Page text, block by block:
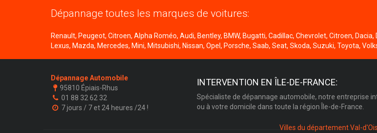
Dépannage toutes les marques de voitures:
Renault, Peugeot, Citroen, Alpha Roméo, Audi, Bentley, BMW, Bugatti, Cadillac, Chevrolet, Citroen,
Lexus, Mazda, Mercedes, Mini, Mitsubishi, Nissan, Opel, Porsche, Saab, Seat, Skoda, Suzuki, Toyota,
Dépannage Automobile
95810 Épiais-Rhus
01 88 32 62 32
7 jours / 7 et 24 heures /24 !
INTERVENTION EN ÎLE-DE-FRANCE:
Spécialiste de dépannage automobile, notre entreprise
ou à votre domicile dans toute la région Île-de-France.
Villes du département Val-